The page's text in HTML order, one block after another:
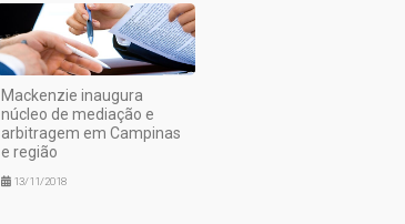
Mackenzie inaugura
núcleo de mediação e
arbitragem em Campinas
e região
13/11/2018